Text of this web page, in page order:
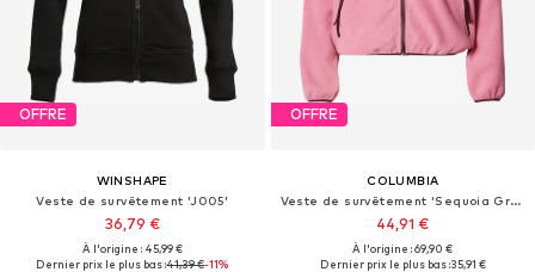
OFFRE
WINSHAPE
Veste de survêtement 'J005'
36,79 €
À l'origine : 45,99 €
Dernier prix le plus bas :41,39 €-11%
OFFRE
COLUMBIA
Veste de survêtement 'Sequoia Grove'
44,91 €
À l'origine : 69,90 €
Dernier prix le plus bas :35,91 €